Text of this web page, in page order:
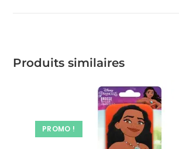
Produits similaires
PROMO !